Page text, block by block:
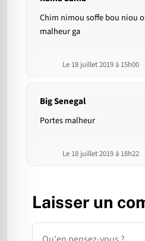
Chim nimou soffe bou niou
malheur ga
Le 18 juillet 2019 à 15h00
Big Senegal
Portes malheur
Le 18 juillet 2019 à 18h22
Laisser un
Commentaire